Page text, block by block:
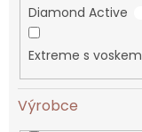
Diamond Active
Extreme s voskem
Výrobce